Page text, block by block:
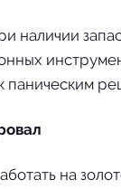
наличии
паническим
на